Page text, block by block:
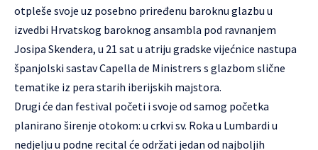
otpleše svoje uz posebno priređenu baroknu glazbu u
izvedbi Hrvatskog baroknog ansambla pod ravnanjem
Josipa Skendera, u 21 sat u atriju gradske vijećnice nastupa
španjolski sastav Capella de Ministrers s glazbom slične
tematike iz pera starih iberijskih majstora.
Drugi će dan festival početi i svoje od samog početka
planirano širenje otokom: u crkvi sv. Roka u Lumbardi u
nedjelju u podne recital će održati jedan od najboljih